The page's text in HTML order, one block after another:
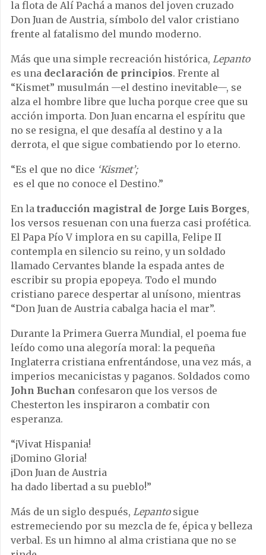
la flota de Alí Pachá a manos del joven cruzado
Don Juan de Austria, símbolo del valor cristiano
frente al fatalismo del mundo moderno.
Más que una simple recreación histórica, Lepanto
es una declaración de principios. Frente al
“Kismet” musulmán —el destino inevitable—, se
alza el hombre libre que lucha porque cree que su
acción importa. Don Juan encarna el espíritu que
no se resigna, el que desafía al destino y a la
derrota, el que sigue combatiendo por lo eterno.
“Es el que no dice ‘Kismet’;
es el que no conoce el Destino.”
En la traducción magistral de Jorge Luis Borges,
los versos resuenan con una fuerza casi profética.
El Papa Pío V implora en su capilla, Felipe II
contempla en silencio su reino, y un soldado
llamado Cervantes blande la espada antes de
escribir su propia epopeya. Todo el mundo
cristiano parece despertar al unísono, mientras
“Don Juan de Austria cabalga hacia el mar”.
Durante la Primera Guerra Mundial, el poema fue
leído como una alegoría moral: la pequeña
Inglaterra cristiana enfrentándose, una vez más, a
imperios mecanicistas y paganos. Soldados como
John Buchan confesaron que los versos de
Chesterton les inspiraron a combatir con
esperanza.
“¡Vivat Hispania!
¡Domino Gloria!
¡Don Juan de Austria
ha dado libertad a su pueblo!”
Más de un siglo después, Lepantosigue
estremeciendo por su mezcla de fe, épica y belleza
verbal. Es un himno al alma cristiana que no se